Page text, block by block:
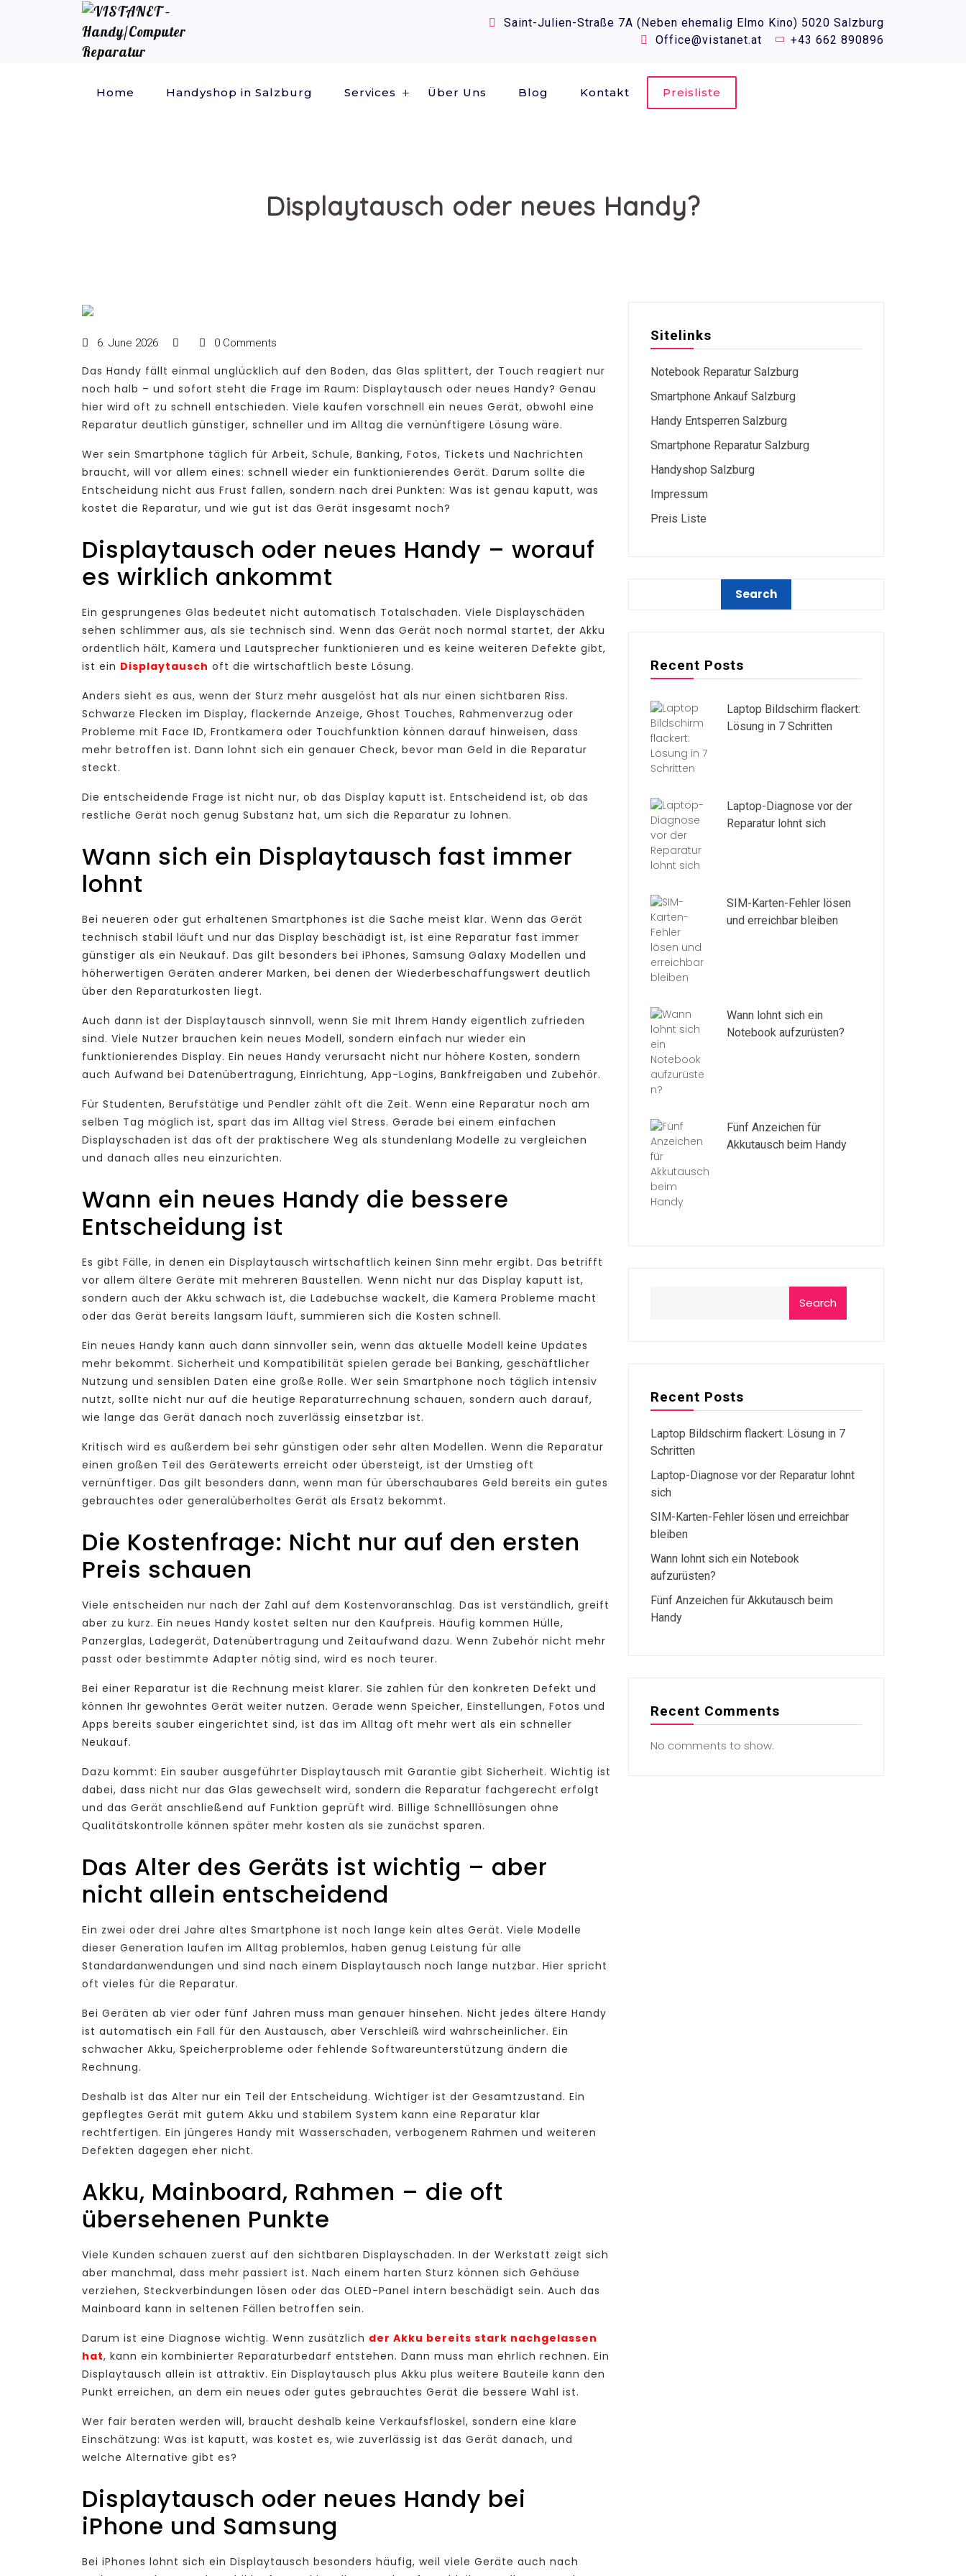
Saint-Julien-Straße 7A (Neben ehemalig Elmo Kino) 5020 Salzburg
Office@vistanet.at
+43 662 890896
Home Handyshop in Salzburg Services Über Uns Blog Kontakt Preisliste
Displaytausch oder neues Handy?
6. June 2026 0 Comments
Das Handy fällt einmal unglücklich auf den Boden, das Glas splittert, der Touch reagiert nur
noch halb – und sofort steht die Frage im Raum: Displaytausch oder neues Handy? Genau
hier wird oft zu schnell entschieden. Viele kaufen vorschnell ein neues Gerät, obwohl eine
Reparatur deutlich günstiger, schneller und im Alltag die vernünftigere Lösung wäre.
Wer sein Smartphone täglich für Arbeit, Schule, Banking, Fotos, Tickets und Nachrichten
braucht, will vor allem eines: schnell wieder ein funktionierendes Gerät. Darum sollte die
Entscheidung nicht aus Frust fallen, sondern nach drei Punkten: Was ist genau kaputt, was
kostet die Reparatur, und wie gut ist das Gerät insgesamt noch?
Displaytausch oder neues Handy – worauf
es wirklich ankommt
Ein gesprungenes Glas bedeutet nicht automatisch Totalschaden. Viele Displayschäden
sehen schlimmer aus, als sie technisch sind. Wenn das Gerät noch normal startet, der Akku
ordentlich hält, Kamera und Lautsprecher funktionieren und es keine weiteren Defekte gibt,
ist ein Displaytausch oft die wirtschaftlich beste Lösung.
Anders sieht es aus, wenn der Sturz mehr ausgelöst hat als nur einen sichtbaren Riss.
Schwarze Flecken im Display, flackernde Anzeige, Ghost Touches, Rahmenverzug oder
Probleme mit Face ID, Frontkamera oder Touchfunktion können darauf hinweisen, dass
mehr betroffen ist. Dann lohnt sich ein genauer Check, bevor man Geld in die Reparatur
steckt.
Die entscheidende Frage ist nicht nur, ob das Display kaputt ist. Entscheidend ist, ob das
restliche Gerät noch genug Substanz hat, um sich die Reparatur zu lohnen.
Wann sich ein Displaytausch fast immer
lohnt
Bei neueren oder gut erhaltenen Smartphones ist die Sache meist klar. Wenn das Gerät
technisch stabil läuft und nur das Display beschädigt ist, ist eine Reparatur fast immer
günstiger als ein Neukauf. Das gilt besonders bei iPhones, Samsung Galaxy Modellen und
höherwertigen Geräten anderer Marken, bei denen der Wiederbeschaffungswert deutlich
über den Reparaturkosten liegt.
Auch dann ist der Displaytausch sinnvoll, wenn Sie mit Ihrem Handy eigentlich zufrieden
sind. Viele Nutzer brauchen kein neues Modell, sondern einfach nur wieder ein
funktionierendes Display. Ein neues Handy verursacht nicht nur höhere Kosten, sondern
auch Aufwand bei Datenübertragung, Einrichtung, App-Logins, Bankfreigaben und Zubehör.
Für Studenten, Berufstätige und Pendler zählt oft die Zeit. Wenn eine Reparatur noch am
selben Tag möglich ist, spart das im Alltag viel Stress. Gerade bei einem einfachen
Displayschaden ist das oft der praktischere Weg als stundenlang Modelle zu vergleichen
und danach alles neu einzurichten.
Wann ein neues Handy die bessere
Entscheidung ist
Es gibt Fälle, in denen ein Displaytausch wirtschaftlich keinen Sinn mehr ergibt. Das betrifft
vor allem ältere Geräte mit mehreren Baustellen. Wenn nicht nur das Display kaputt ist,
sondern auch der Akku schwach ist, die Ladebuchse wackelt, die Kamera Probleme macht
oder das Gerät bereits langsam läuft, summieren sich die Kosten schnell.
Ein neues Handy kann auch dann sinnvoller sein, wenn das aktuelle Modell keine Updates
mehr bekommt. Sicherheit und Kompatibilität spielen gerade bei Banking, geschäftlicher
Nutzung und sensiblen Daten eine große Rolle. Wer sein Smartphone noch täglich intensiv
nutzt, sollte nicht nur auf die heutige Reparaturrechnung schauen, sondern auch darauf,
wie lange das Gerät danach noch zuverlässig einsetzbar ist.
Kritisch wird es außerdem bei sehr günstigen oder sehr alten Modellen. Wenn die Reparatur
einen großen Teil des Gerätewerts erreicht oder übersteigt, ist der Umstieg oft
vernünftiger. Das gilt besonders dann, wenn man für überschaubares Geld bereits ein gutes
gebrauchtes oder generalüberholtes Gerät als Ersatz bekommt.
Die Kostenfrage: Nicht nur auf den ersten
Preis schauen
Viele entscheiden nur nach der Zahl auf dem Kostenvoranschlag. Das ist verständlich, greift
aber zu kurz. Ein neues Handy kostet selten nur den Kaufpreis. Häufig kommen Hülle,
Panzerglas, Ladegerät, Datenübertragung und Zeitaufwand dazu. Wenn Zubehör nicht mehr
passt oder bestimmte Adapter nötig sind, wird es noch teurer.
Bei einer Reparatur ist die Rechnung meist klarer. Sie zahlen für den konkreten Defekt und
können Ihr gewohntes Gerät weiter nutzen. Gerade wenn Speicher, Einstellungen, Fotos und
Apps bereits sauber eingerichtet sind, ist das im Alltag oft mehr wert als ein schneller
Neukauf.
Dazu kommt: Ein sauber ausgeführter Displaytausch mit Garantie gibt Sicherheit. Wichtig ist
dabei, dass nicht nur das Glas gewechselt wird, sondern die Reparatur fachgerecht erfolgt
und das Gerät anschließend auf Funktion geprüft wird. Billige Schnelllösungen ohne
Qualitätskontrolle können später mehr kosten als sie zunächst sparen.
Das Alter des Geräts ist wichtig – aber
nicht allein entscheidend
Ein zwei oder drei Jahre altes Smartphone ist noch lange kein altes Gerät. Viele Modelle
dieser Generation laufen im Alltag problemlos, haben genug Leistung für alle
Standardanwendungen und sind nach einem Displaytausch noch lange nutzbar. Hier spricht
oft vieles für die Reparatur.
Bei Geräten ab vier oder fünf Jahren muss man genauer hinsehen. Nicht jedes ältere Handy
ist automatisch ein Fall für den Austausch, aber Verschleiß wird wahrscheinlicher. Ein
schwacher Akku, Speicherprobleme oder fehlende Softwareunterstützung ändern die
Rechnung.
Deshalb ist das Alter nur ein Teil der Entscheidung. Wichtiger ist der Gesamtzustand. Ein
gepflegtes Gerät mit gutem Akku und stabilem System kann eine Reparatur klar
rechtfertigen. Ein jüngeres Handy mit Wasserschaden, verbogenem Rahmen und weiteren
Defekten dagegen eher nicht.
Akku, Mainboard, Rahmen – die oft
übersehenen Punkte
Viele Kunden schauen zuerst auf den sichtbaren Displayschaden. In der Werkstatt zeigt sich
aber manchmal, dass mehr passiert ist. Nach einem harten Sturz können sich Gehäuse
verziehen, Steckverbindungen lösen oder das OLED-Panel intern beschädigt sein. Auch das
Mainboard kann in seltenen Fällen betroffen sein.
Darum ist eine Diagnose wichtig. Wenn zusätzlich der Akku bereits stark nachgelassen
hat, kann ein kombinierter Reparaturbedarf entstehen. Dann muss man ehrlich rechnen. Ein
Displaytausch allein ist attraktiv. Ein Displaytausch plus Akku plus weitere Bauteile kann den
Punkt erreichen, an dem ein neues oder gutes gebrauchtes Gerät die bessere Wahl ist.
Wer fair beraten werden will, braucht deshalb keine Verkaufsfloskel, sondern eine klare
Einschätzung: Was ist kaputt, was kostet es, wie zuverlässig ist das Gerät danach, und
welche Alternative gibt es?
Displaytausch oder neues Handy bei
iPhone und Samsung
Bei iPhones lohnt sich ein Displaytausch besonders häufig, weil viele Geräte auch nach
Sitelinks
Notebook Reparatur Salzburg
Smartphone Ankauf Salzburg
Handy Entsperren Salzburg
Smartphone Reparatur Salzburg
Handyshop Salzburg
Impressum
Preis Liste
Recent Posts
Laptop Bildschirm flackert:
Lösung in 7 Schritten
Laptop-Diagnose vor der
Reparatur lohnt sich
SIM-Karten-Fehler lösen
und erreichbar bleiben
Wann lohnt sich ein
Notebook aufzurüsten?
Fünf Anzeichen für
Akkutausch beim Handy
Search
Recent Posts
Laptop Bildschirm flackert: Lösung in 7
Schritten
Laptop-Diagnose vor der Reparatur lohnt
sich
SIM-Karten-Fehler lösen und erreichbar
bleiben
Wann lohnt sich ein Notebook
aufzurüsten?
Fünf Anzeichen für Akkutausch beim
Handy
Recent Comments
No comments to show.